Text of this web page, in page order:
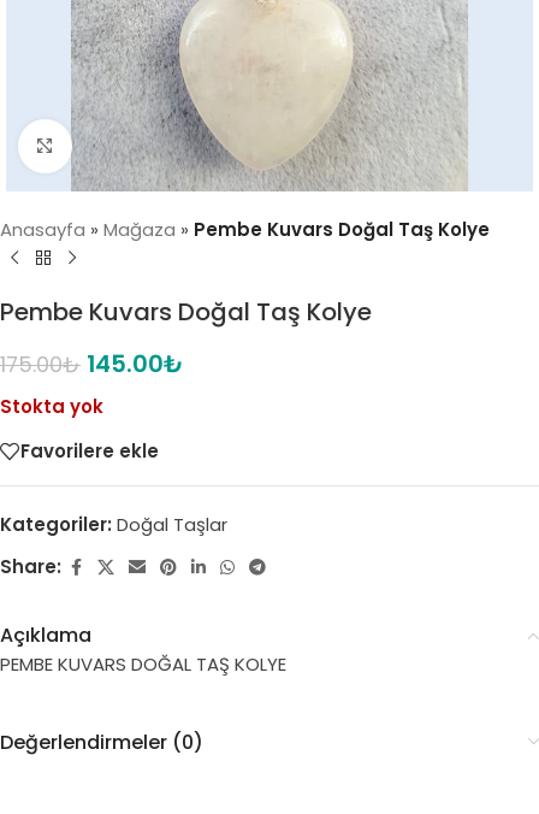
Click to enlarge
Anasayfa » Mağaza » Pembe Kuvars Doğal Taş Kolye
Pembe Kuvars Doğal Taş Kolye
175.00₺ 145.00₺
Stokta yok
Favorilere ekle
Kategoriler: Doğal Taşlar
Share:
Açıklama
PEMBE KUVARS DOĞAL TAŞ KOLYE
Değerlendirmeler (0)